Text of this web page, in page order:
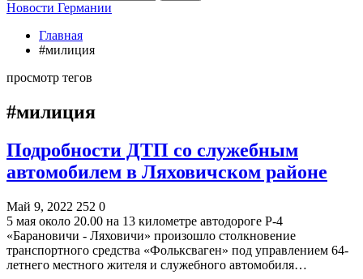
Новости Германии
Главная
#милиция
просмотр тегов
#милиция
Подробности ДТП со служебным
автомобилем в Ляховичском районе
Май 9, 2022 252 0
5 мая около 20.00 на 13 километре автодороге Р-4
«Барановичи - Ляховичи» произошло столкновение
транспортного средства «Фольксваген» под управлением 64-
летнего местного жителя и служебного автомобиля…